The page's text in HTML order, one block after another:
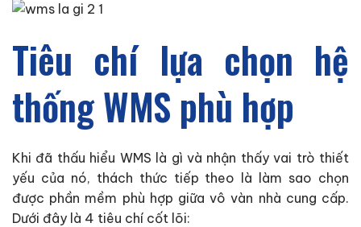
Tiêu chí lựa chọn hệ
thống WMS phù hợp
Khi đã thấu hiểu WMS là gì và nhận thấy vai trò thiết
yếu của nó, thách thức tiếp theo là làm sao chọn
được phần mềm phù hợp giữa vô vàn nhà cung cấp.
Dưới đây là 4 tiêu chí cốt lõi: